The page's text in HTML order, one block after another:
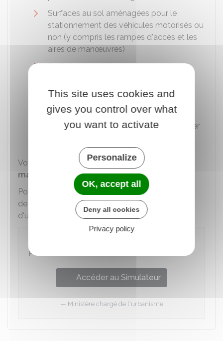
Surfaces au sol aménagées pour le
stationnement des véhicules motorisés ou
non (y compris les rampes d'accès et les
aires de manœuvres)
Surfaces au sol des combles non
des activités à caractère professionnel,
exemple, combles avec encombrement
de la charpente important ou un plancher
Vous devez également déduire l'épaisseur des
matériaux isolants.
Pour vous aider à calculer la surface de plancher
de votre construction, vous pouvez vous servir
d'une méthode de calcul :
plancher
Accéder au Simulateur
Ministère chargé de l'urbanisme
This site uses cookies and
gives you control over what
you want to activate
Personalize
OK, accept all
Deny all cookies
Privacy policy